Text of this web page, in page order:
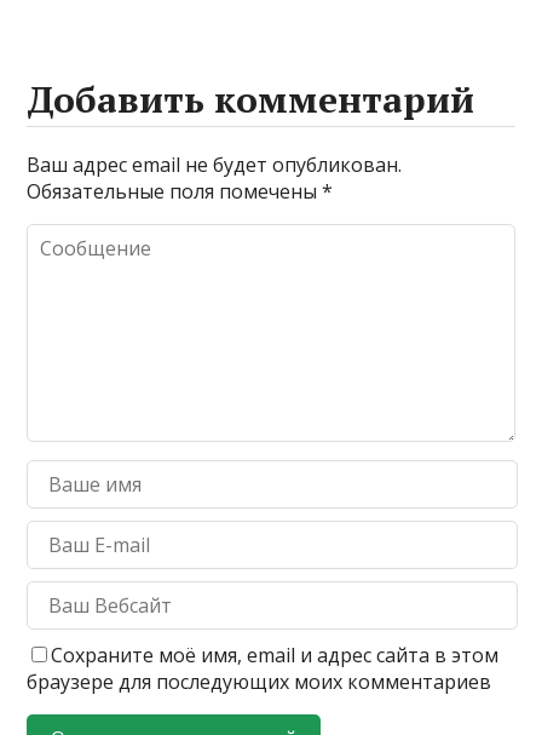
Добавить комментарий
Ваш адрес email не будет опубликован.
Обязательные поля помечены*
Сохраните моё имя, email и адрес сайта в этом
браузере для последующих моих комментариев